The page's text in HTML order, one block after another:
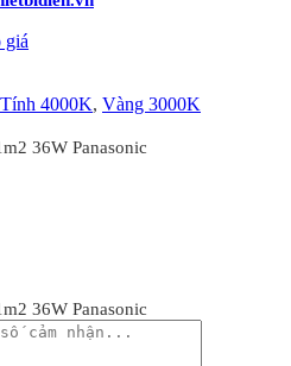
giá
4000K, Vàng 3000K
36W Panasonic
36W Panasonic